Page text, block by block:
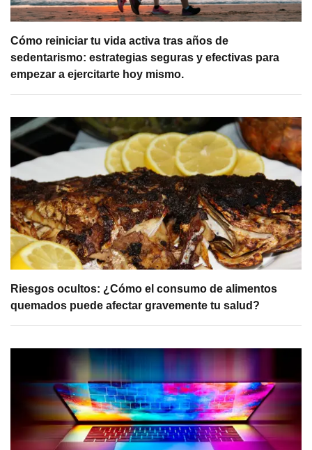
Cómo reiniciar tu vida activa tras años de
sedentarismo: estrategias seguras y efectivas para
empezar a ejercitarte hoy mismo.
Riesgos ocultos: ¿Cómo el consumo de alimentos
quemados puede afectar gravemente tu salud?